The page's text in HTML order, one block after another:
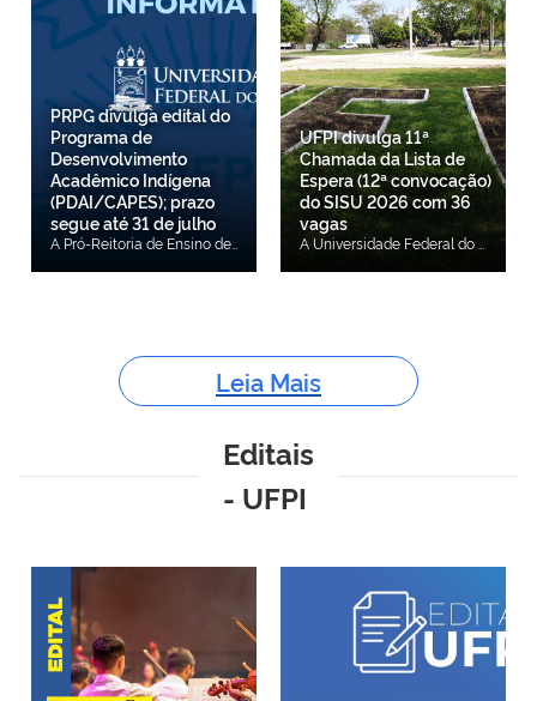
PRPG divulga edital do
Programa de
Desenvolvimento
Acadêmico Indígena
(PDAI/CAPES); prazo
segue até 31 de julho
UFPI divulga 11ª
Chamada da Lista de
Espera (12ª convocação)
do SISU 2026 com 36
vagas
Leia Mais
Editais
- UFPI